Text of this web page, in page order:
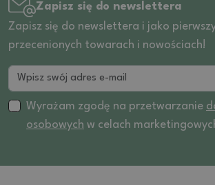
Zapisz się do newslettera
Zapisz się do newslettera i jako
przecenionych towarach i nowościach!
Wyrażam zgodę na przetwarzanie
osobowych w celach